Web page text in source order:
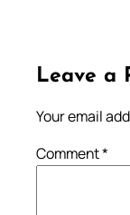
Leave a
Your email
Comment*